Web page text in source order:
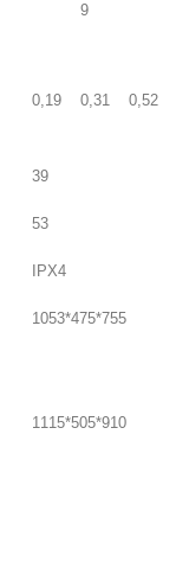
9
0,19 0,31 0,52
39
53
IPX4
1053*475*755
1115*505*910